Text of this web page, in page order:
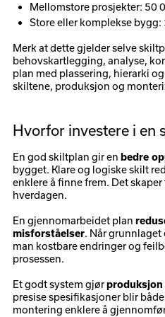
Mellomstore prosjekter: 50
Store eller komplekse
Merk at dette gjelder selve
behovskartlegging, analyse,
plan med plassering, hierarki
skiltene, produksjon og
Hvorfor investere i en
En god skiltplan gir en bedre
bygget. Klare og logiske skilt
enklere å finne frem. Det
hverdagen.
En gjennomarbeidet plan
misforståelser. Når grunnlaget
man kostbare endringer og
prosessen.
Et godt system gjør
presise spesifikasjoner blir
montering enklere å